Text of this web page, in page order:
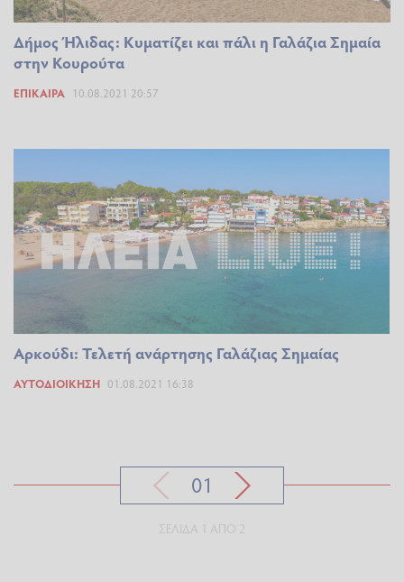
Δήμος Ήλιδας: Κυματίζει και πάλι η Γαλάζια Σημαία
στην Κουρούτα
ΕΠΊΚΑΙΡΑ 10.08.2021 20:57
Αρκούδι: Τελετή ανάρτησης Γαλάζιας Σημαίας
ΑΥΤΟΔΙΟΊΚΗΣΗ 01.08.2021 16:38
01
ΣΕΛΊΔΑ 1 ΑΠΌ 2